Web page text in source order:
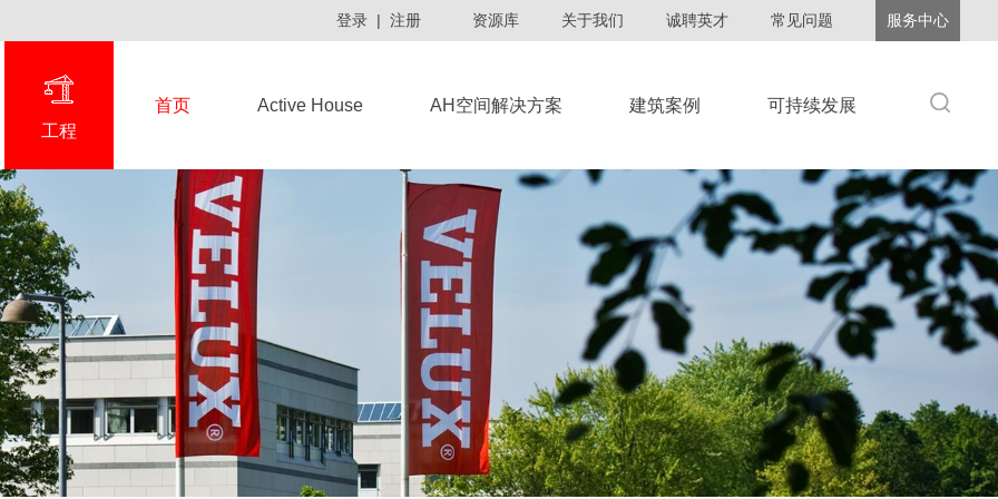
登录 | 注册 资源库 关于我们 诚聘英才 常见问题 服务中心
工程
首页 Active House AH空间解决方案 建筑案例 可持续发展